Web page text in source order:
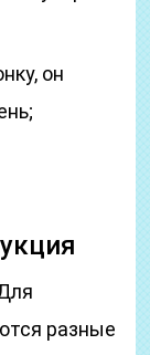
он
разные